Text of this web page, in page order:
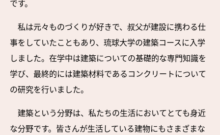
です。
私は元々ものづくりが好きで、叔父が建設に携わる仕
事をしていたこともあり、琉球大学の建築コースに入学
しました。在学中は建築についての基礎的な専門知識を
学び、最終的には建築材料であるコンクリートについて
の研究を行いました。
建築という分野は、私たちの生活においてとても身近
な分野です。皆さんが生活している建物にもさまざまな